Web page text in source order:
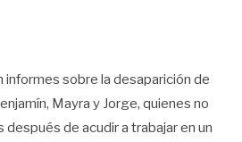
informes sobre la desaparición de
Mayra y Jorge, quienes no
después de acudir a trabajar en un